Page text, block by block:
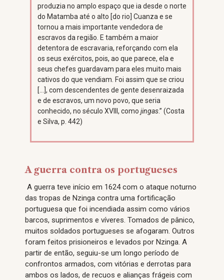
produzia no amplo espaço que ia desde o norte
do Matamba até o alto [do rio] Cuanza e se
tornou a mais importante vendedora de
escravos da região. E também a maior
detentora de escravaria, reforçando com ela
os seus exércitos, pois, ao que parece, ela e
seus chefes guardavam para eles muito mais
cativos do que vendiam. Foi assim que se criou
[…], com descendentes de gente desenraizada
e de escravos, um novo povo, que seria
conhecido, no século XVIII, como jingas.” (Costa
e Silva, p. 442)
A guerra contra os portugueses
A guerra teve início em 1624 com o ataque noturno
das tropas de Nzinga contra uma fortificação
portuguesa que foi incendiada assim como vários
barcos, suprimentos e víveres. Tomados de pânico,
muitos soldados portugueses se afogaram. Outros
foram feitos prisioneiros e levados por Nzinga. A
partir de então, seguiu-se um longo período de
confrontos armados, com vitórias e derrotas para
ambos os lados, de recuos e alianças frágeis com